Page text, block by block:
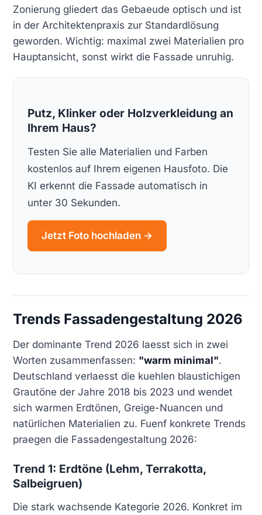
Zonierung gliedert das Gebaeude optisch und ist
in der Architektenpraxis zur Standardlösung
geworden. Wichtig: maximal zwei Materialien pro
Hauptansicht, sonst wirkt die Fassade unruhig.
Putz, Klinker oder Holzverkleidung an
Ihrem Haus?
Testen Sie alle Materialien und Farben
kostenlos auf Ihrem eigenen Hausfoto. Die
KI erkennt die Fassade automatisch in
unter 30 Sekunden.
Jetzt Foto hochladen →
Trends Fassadengestaltung 2026
Der dominante Trend 2026 laesst sich in zwei
Worten zusammenfassen: "warm minimal".
Deutschland verlaesst die kuehlen blaustichigen
Grautöne der Jahre 2018 bis 2023 und wendet
sich warmen Erdtönen, Greige-Nuancen und
natürlichen Materialien zu. Fuenf konkrete Trends
praegen die Fassadengestaltung 2026:
Trend 1: Erdtöne (Lehm, Terrakotta,
Salbeigruen)
Die stark wachsende Kategorie 2026. Konkret im